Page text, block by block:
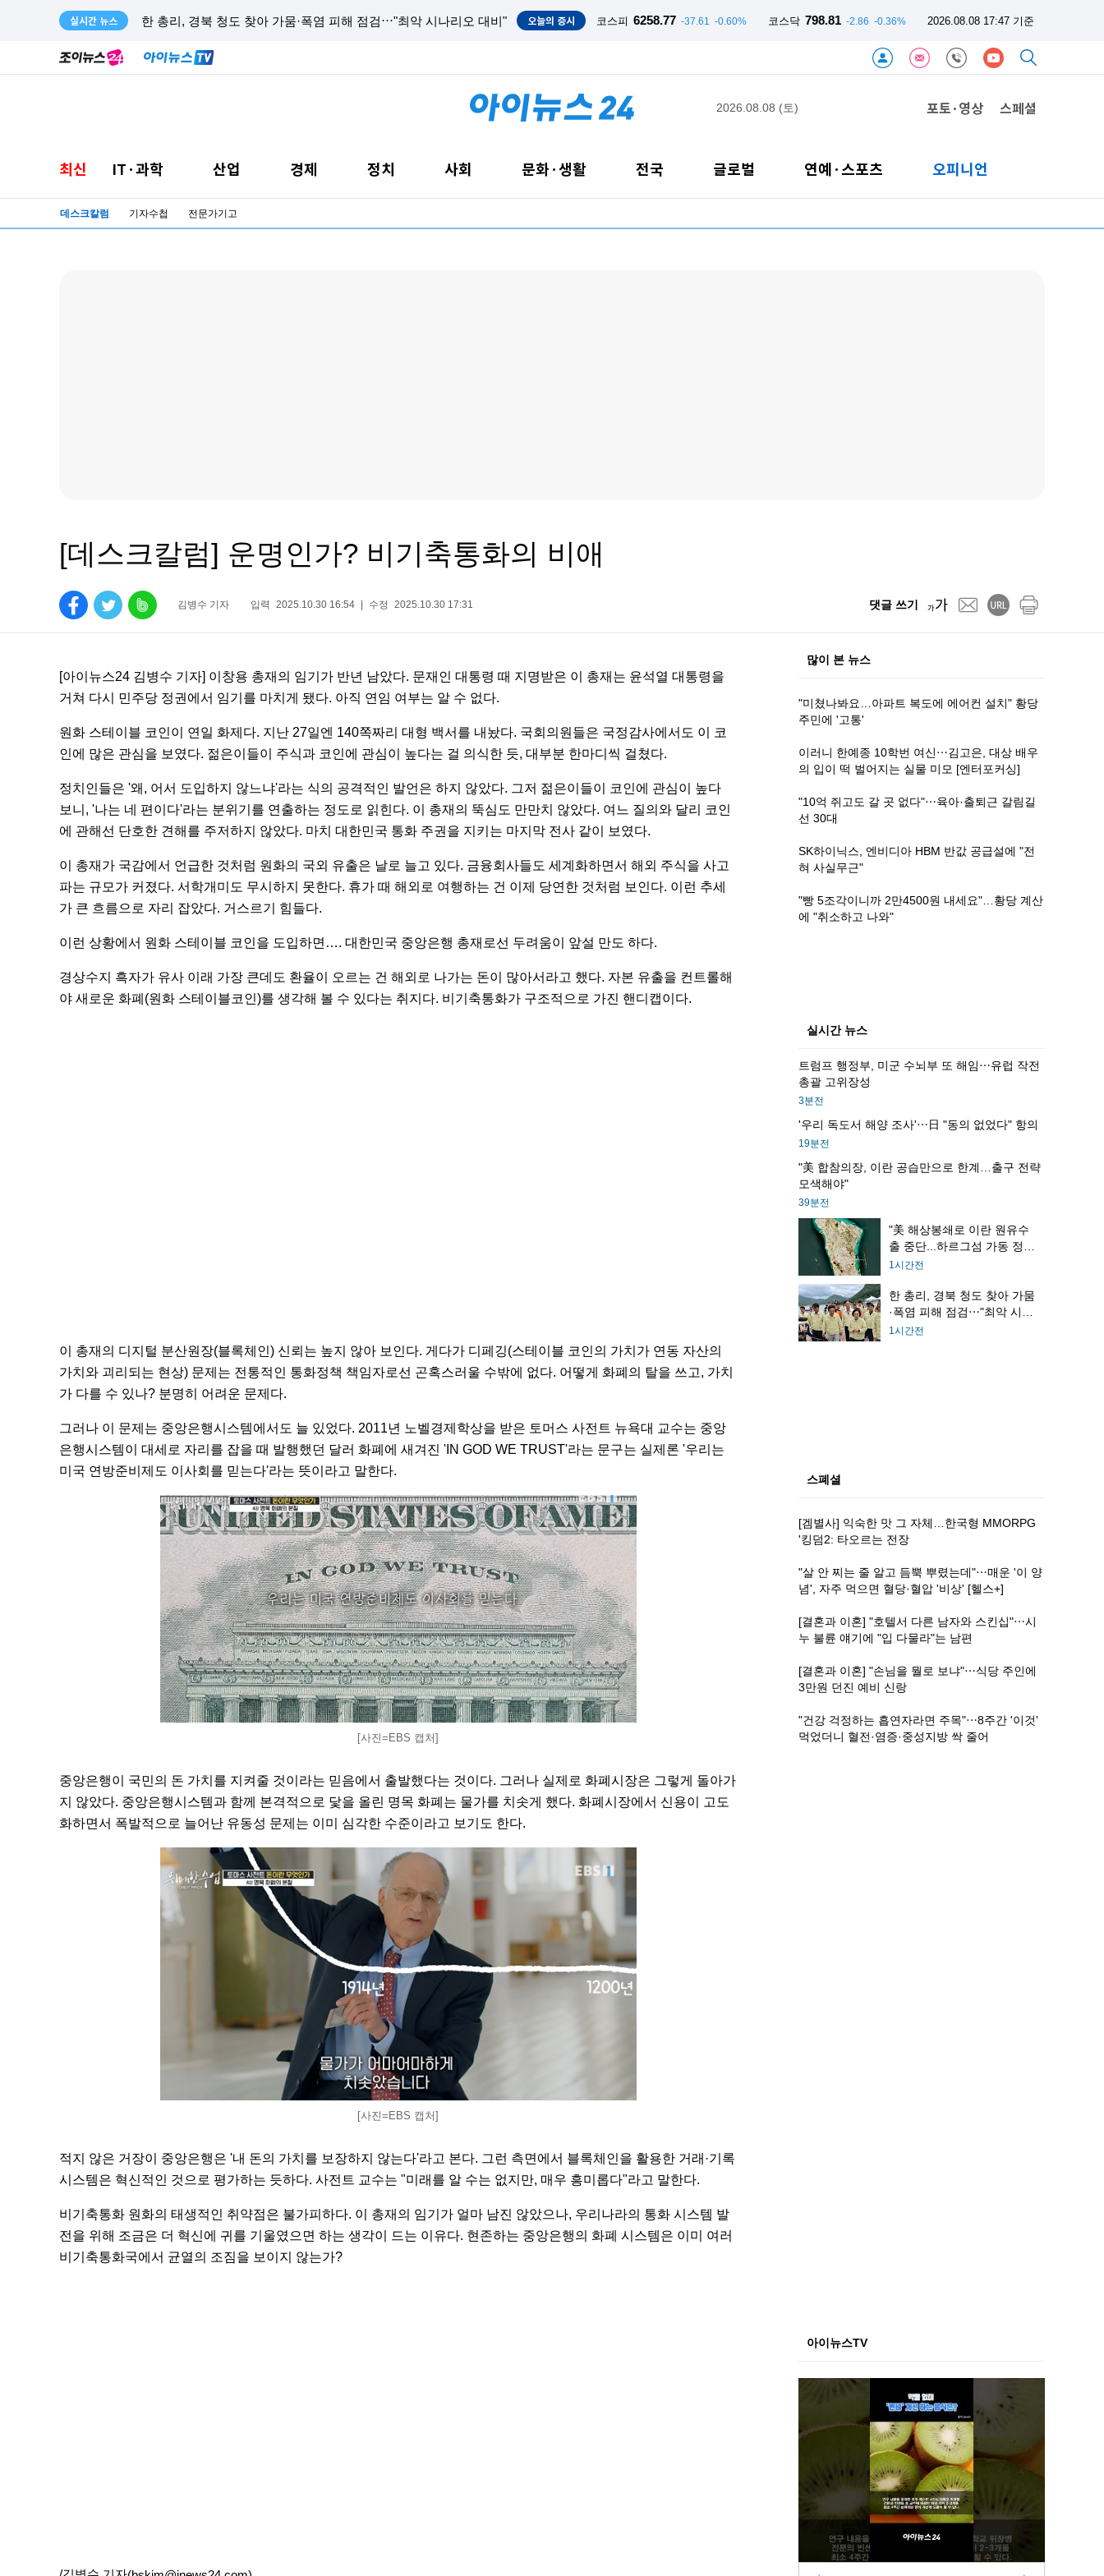
실시간 뉴스 한 총리, 경북 청도 찾아 가뭄·폭염 피해 점검⋯"최악 시나리오 대비" 오늘의 증시 코스피 6258.77 -37.61 -0.60% 코스닥 798.81 -2.86 -0.36% 2026.08.08 17:47 기준
2026.08.08 (토) 포토·영상 스페셜
최신 IT·과학 산업 경제 정치 사회 문화·생활 전국 글로벌 연예·스포츠 오피니언
데스크칼럼 기자수첩 전문가기고
[데스크칼럼] 운명인가? 비기축통화의 비애
김병수 기자 입력 2025.10.30 16:54 수정 2025.10.30 17:31 댓글 쓰기
[아이뉴스24 김병수 기자] 이창용 총재의 임기가 반년 남았다. 문재인 대통령 때 지명받은 이 총재는 윤석열 대통령을
거쳐 다시 민주당 정권에서 임기를 마치게 됐다. 아직 연임 여부는 알 수 없다.
원화 스테이블 코인이 연일 화제다. 지난 27일엔 140쪽짜리 대형 백서를 내놨다. 국회의원들은 국정감사에서도 이 코
인에 많은 관심을 보였다. 젊은이들이 주식과 코인에 관심이 높다는 걸 의식한 듯, 대부분 한마디씩 걸쳤다.
정치인들은 '왜, 어서 도입하지 않느냐'라는 식의 공격적인 발언은 하지 않았다. 그저 젊은이들이 코인에 관심이 높다
보니, '나는 네 편이다'라는 분위기를 연출하는 정도로 읽힌다. 이 총재의 뚝심도 만만치 않았다. 여느 질의와 달리 코인
에 관해선 단호한 견해를 주저하지 않았다. 마치 대한민국 통화 주권을 지키는 마지막 전사 같이 보였다.
이 총재가 국감에서 언급한 것처럼 원화의 국외 유출은 날로 늘고 있다. 금융회사들도 세계화하면서 해외 주식을 사고
파는 규모가 커졌다. 서학개미도 무시하지 못한다. 휴가 때 해외로 여행하는 건 이제 당연한 것처럼 보인다. 이런 추세
가 큰 흐름으로 자리 잡았다. 거스르기 힘들다.
이런 상황에서 원화 스테이블 코인을 도입하면…. 대한민국 중앙은행 총재로선 두려움이 앞설 만도 하다.
경상수지 흑자가 유사 이래 가장 큰데도 환율이 오르는 건 해외로 나가는 돈이 많아서라고 했다. 자본 유출을 컨트롤해
야 새로운 화폐(원화 스테이블코인)를 생각해 볼 수 있다는 취지다. 비기축통화가 구조적으로 가진 핸디캡이다.
이 총재의 디지털 분산원장(블록체인) 신뢰는 높지 않아 보인다. 게다가 디페깅(스테이블 코인의 가치가 연동 자산의
가치와 괴리되는 현상) 문제는 전통적인 통화정책 책임자로선 곤혹스러울 수밖에 없다. 어떻게 화폐의 탈을 쓰고, 가치
가 다를 수 있나? 분명히 어려운 문제다.
그러나 이 문제는 중앙은행시스템에서도 늘 있었다. 2011년 노벨경제학상을 받은 토머스 사전트 뉴욕대 교수는 중앙
은행시스템이 대세로 자리를 잡을 때 발행했던 달러 화폐에 새겨진 'IN GOD WE TRUST'라는 문구는 실제론 '우리는
미국 연방준비제도 이사회를 믿는다'라는 뜻이라고 말한다.
[사진=EBS 캡처]
중앙은행이 국민의 돈 가치를 지켜줄 것이라는 믿음에서 출발했다는 것이다. 그러나 실제로 화폐시장은 그렇게 돌아가
지 않았다. 중앙은행시스템과 함께 본격적으로 닻을 올린 명목 화폐는 물가를 치솟게 했다. 화폐시장에서 신용이 고도
화하면서 폭발적으로 늘어난 유동성 문제는 이미 심각한 수준이라고 보기도 한다.
[사진=EBS 캡처]
적지 않은 거장이 중앙은행은 '내 돈의 가치를 보장하지 않는다'라고 본다. 그런 측면에서 블록체인을 활용한 거래·기록
시스템은 혁신적인 것으로 평가하는 듯하다. 사전트 교수는 "미래를 알 수는 없지만, 매우 흥미롭다"라고 말한다.
비기축통화 원화의 태생적인 취약점은 불가피하다. 이 총재의 임기가 얼마 남진 않았으나, 우리나라의 통화 시스템 발
전을 위해 조금은 더 혁신에 귀를 기울였으면 하는 생각이 드는 이유다. 현존하는 중앙은행의 화폐 시스템은 이미 여러
비기축통화국에서 균열의 조짐을 보이지 않는가?
많이 본 뉴스
"미쳤나봐요…아파트 복도에 에어컨 설치" 황당
주민에 '고통'
이러니 한예종 10학번 여신⋯김고은, 대상 배우
의 입이 떡 벌어지는 실물 미모 [엔터포커싱]
"10억 쥐고도 갈 곳 없다"⋯육아·출퇴근 갈림길
선 30대
SK하이닉스, 엔비디아 HBM 반값 공급설에 "전
혀 사실무근"
"빵 5조각이니까 2만4500원 내세요"…황당 계산
에 "취소하고 나와"
실시간 뉴스
트럼프 행정부, 미군 수뇌부 또 해임⋯유럽 작전
총괄 고위장성
3분전
'우리 독도서 해양 조사'⋯日 "동의 없었다" 항의
19분전
"美 합참의장, 이란 공습만으로 한계…출구 전략
모색해야"
39분전
"美 해상봉쇄로 이란 원유수
출 중단...하르그섬 가동 정
지"
1시간전
한 총리, 경북 청도 찾아 가뭄
·폭염 피해 점검⋯"최악 시나
리오 대비"
1시간전
스폐셜
[겜별사] 익숙한 맛 그 자체…한국형 MMORPG
'킹덤2: 타오르는 전장
"살 안 찌는 줄 알고 듬뿍 뿌렸는데"⋯매운 '이 양
념', 자주 먹으면 혈당·혈압 '비상' [헬스+]
[결혼과 이혼] "호텔서 다른 남자와 스킨십"⋯시
누 불륜 얘기에 "입 다물라"는 남편
[결혼과 이혼] "손님을 뭘로 보냐"⋯식당 주인에
3만원 던진 예비 신랑
"건강 걱정하는 흡연자라면 주목"⋯8주간 '이것'
먹었더니 혈전·염증·중성지방 싹 줄어
아이뉴스TV